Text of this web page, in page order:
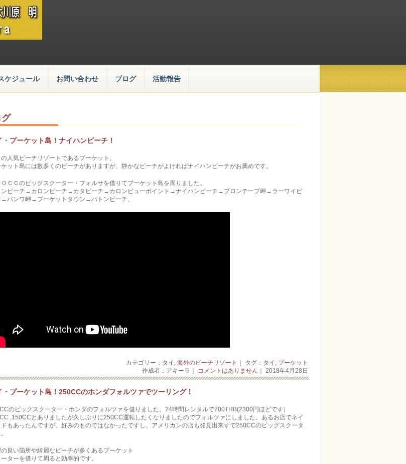
ケジュール お問い合わせ ブログ 活動報告
・プーケット島！ナイハンビーチ！
人気ビーチリゾートであるプーケット。
ケット島には数多くのビーチがありますが、静かなビーチがよければナイハンビーチがお薦めです。
０ＣＣのビッグスクーター・フォルサを借りてプーケット島を周りました。
ンビーチ→カロンビーチ→カタビーチ→カロンビューポイント→ナイハンビーチ→プロンテープ岬→ラーワイビ
→パンワ岬→プーケットタウン→パトンビーチ。
カテゴリー： タイ 海外のビーチリゾート ｜ タグ： タイ
プーケット
作成者：アキーラ｜
コメントはありません ｜ 2018年4月28日
・プーケット島！250CCのホンダフォルツァでツーリング！
のビッグスクーター・ホンダのフォルツァを借りました。24時間レンタルで700THB(2300円ほどです）
,150CCとありましたが久しぶりに250CC運転したくなりましたのでフォルツァにしました。あるお店でネイ
ドもあったんですが、好みのものではなかったですし、アメリカンの店も発見出来ずで250CCのビッグスクータ
の良い箇所や綺麗なビーチが多くあるプーケット
ーターを借りて周ると効率的です。